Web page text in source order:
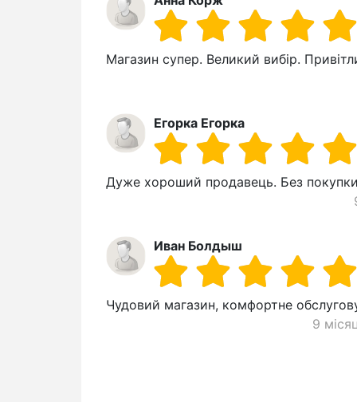
Магазин супер. Великий вибір.
Егорка Егорка
Дуже хороший продавець. Без
Иван Болдыш
Чудовий магазин, комфортне
9